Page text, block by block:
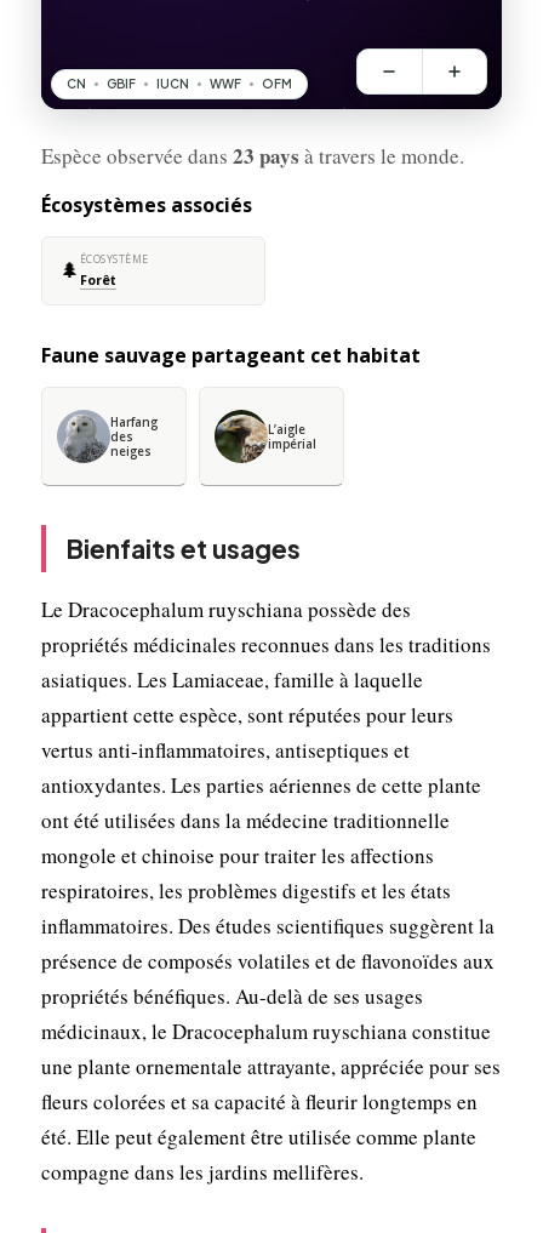
Espèce observée dans 23 pays à travers le monde.
Écosystèmes associés
🌲 ÉCOSYSTÈME
Forêt
Faune sauvage partageant cet habitat
Harfang
des
neiges
L’aigle
impérial
Bienfaits et usages
Le Dracocephalum ruyschiana possède des
propriétés médicinales reconnues dans les traditions
asiatiques. Les Lamiaceae, famille à laquelle
appartient cette espèce, sont réputées pour leurs
vertus anti-inflammatoires, antiseptiques et
antioxydantes. Les parties aériennes de cette plante
ont été utilisées dans la médecine traditionnelle
mongole et chinoise pour traiter les affections
respiratoires, les problèmes digestifs et les états
inflammatoires. Des études scientifiques suggèrent la
présence de composés volatiles et de flavonoïdes aux
propriétés bénéfiques. Au-delà de ses usages
médicinaux, le Dracocephalum ruyschiana constitue
une plante ornementale attrayante, appréciée pour ses
fleurs colorées et sa capacité à fleurir longtemps en
été. Elle peut également être utilisée comme plante
compagne dans les jardins mellifères.